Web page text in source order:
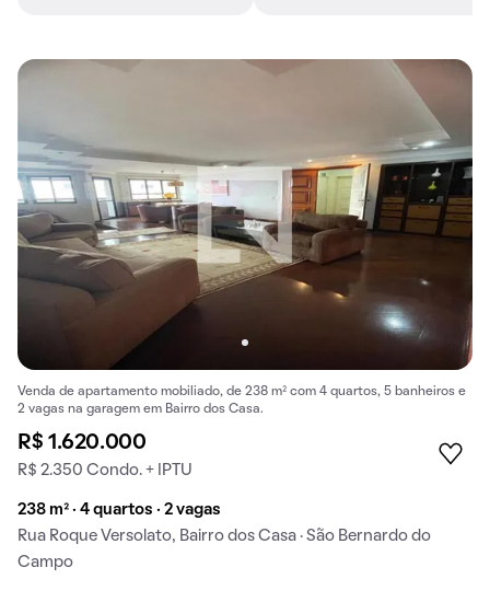
Venda de apartamento mobiliado, de 238 m² com 4 quartos, 5 banheiros e
2 vagas na garagem em Bairro dos Casa.
R$ 1.620.000
R$ 2.350 Condo. + IPTU
238 m² · 4 quartos · 2 vagas
Rua Roque Versolato, Bairro dos Casa · São Bernardo do
Campo